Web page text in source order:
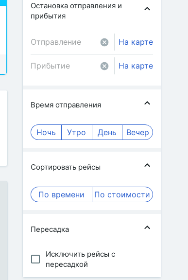
Остановка отправления и
прибытия
На карте
На карте
Время отправления
Ночь Утро День Вечер
Сортировать рейсы
По времени По стоимости
Пересадка
Исключить рейсы с
пересадкой